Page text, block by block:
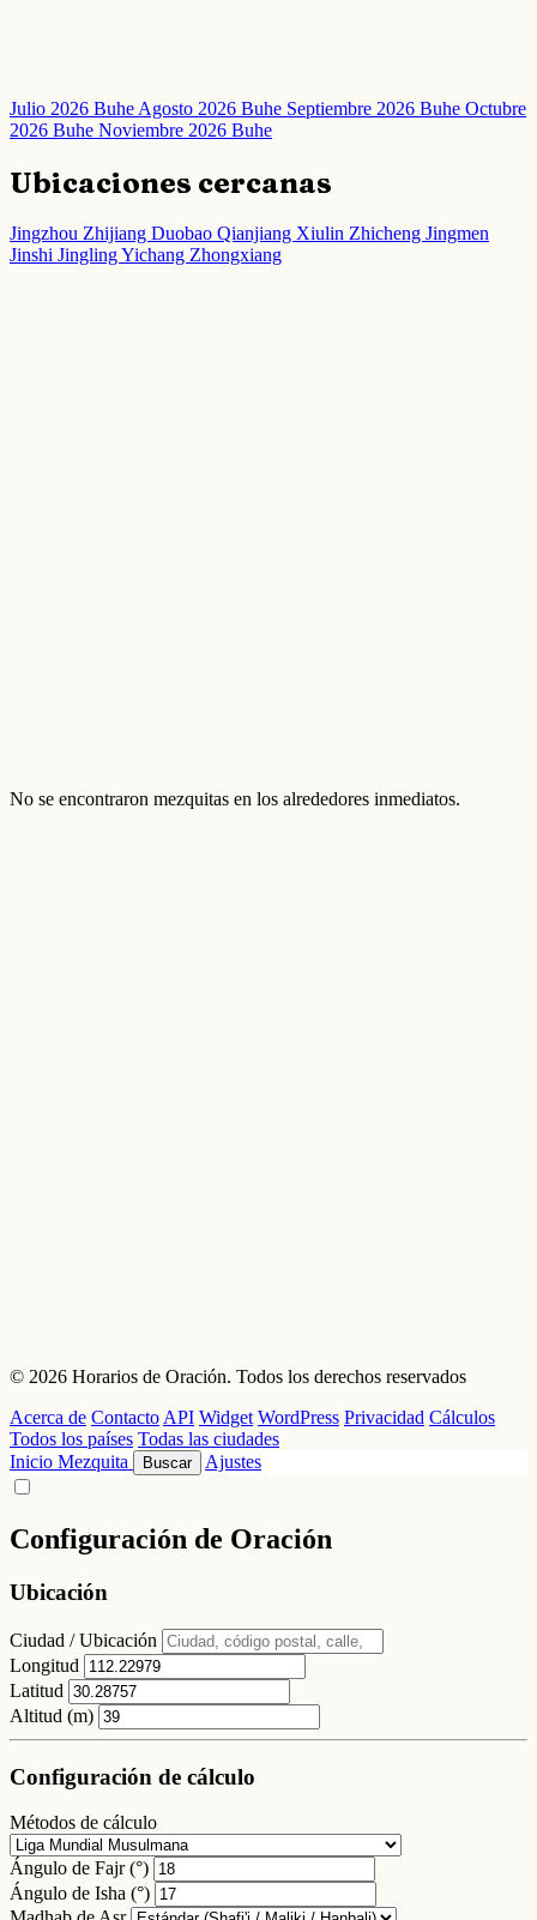
Julio 2026 Buhe Agosto 2026 Buhe Septiembre 2026 Buhe Octubre
2026 Buhe Noviembre 2026 Buhe
Ubicaciones cercanas
Jingzhou Zhijiang Duobao Qianjiang Xiulin Zhicheng Jingmen
Jinshi JinglingYichang Zhongxiang
No se encontraron mezquitas en los alrededores inmediatos.
© 2026 Horarios de Oración. Todos los derechos reservados
Acerca de ContactoAPI Widget WordPress Privacidad Cálculos
Todos los países Todas las ciudades
Inicio Mezquita Buscar Ajustes
Configuración de Oración
Ubicación
Ciudad / Ubicación
Longitud
Latitud
Altitud (m)
Configuración de cálculo
Métodos de cálculo
Ángulo de Fajr (°)
Ángulo de Isha (°)